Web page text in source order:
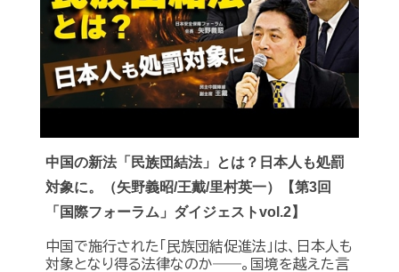
中国の新法「民族団結法」とは？日本人も処罰
対象に。（矢野義昭/王戴/里村英一）【第3回
「国際フォーラム」ダイジェストvol.2】
中国で施行された「民族団結促進法」は、日本人も
対象となり得る法律なのか――。国境を越えた言